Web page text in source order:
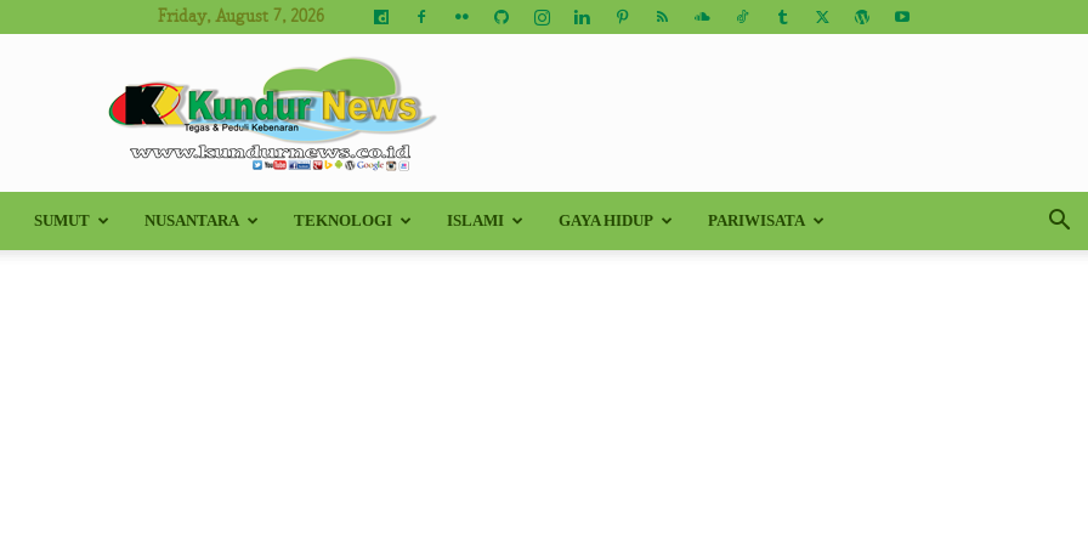
Friday, August 7, 2026
Kundur
SUMUT NUSANTARA TEKNOLOGI ISLAMI GAYA HIDUP PARIWISATA